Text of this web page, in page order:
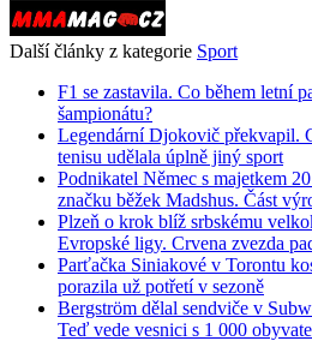
Další články z kategorie Sport
F1 se zastavila. Co během letní
šampionátu?
Legendární Djokovič překvapil.
tenisu udělala úplně jiný sport
Podnikatel Němec s majetkem
značku běžek Madshus. Část
Plzeň o krok blíž srbskému
Evropské ligy. Crvena zvezda
Parťačka Siniakové v Torontu
porazila už potřetí v sezoně
Bergström dělal sendviče v
Teď vede vesnici s 1 000